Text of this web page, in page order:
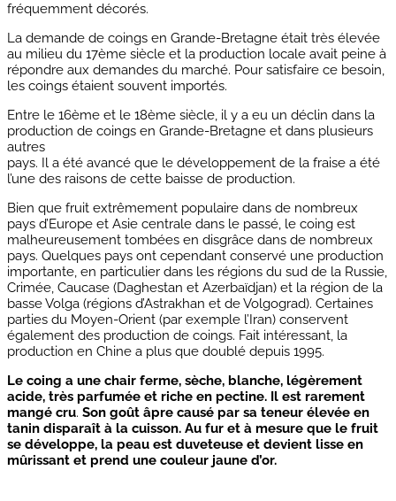
fréquemment décorés.
La demande de coings en Grande-Bretagne était très élevée
au milieu du 17ème siècle et la production locale avait peine à
répondre aux demandes du marché. Pour satisfaire ce besoin,
les coings étaient souvent importés.
Entre le 16ème et le 18ème siècle, il y a eu un déclin dans la
production de coings en Grande-Bretagne et dans plusieurs
autres
pays. Il a été avancé que le développement de la fraise a été
l’une des raisons de cette baisse de production.
Bien que fruit extrêmement populaire dans de nombreux
pays d’Europe et Asie centrale dans le passé, le coing est
malheureusement tombées en disgrâce dans de nombreux
pays. Quelques pays ont cependant conservé une production
importante, en particulier dans les régions du sud de la Russie,
Crimée, Caucase (Daghestan et Azerbaïdjan) et la région de la
basse Volga (régions d’Astrakhan et de Volgograd). Certaines
parties du Moyen-Orient (par exemple l’Iran) conservent
également des production de coings. Fait intéressant, la
production en Chine a plus que doublé depuis 1995.
Le coing a une chair ferme, sèche, blanche, légèrement
acide, très parfumée et riche en pectine. Il est rarement
mangé cru. Son goût âpre causé par sa teneur élevée en
tanin disparaît à la cuisson. Au fur et à mesure que le fruit
se développe, la peau est duveteuse et devient lisse en
mûrissant et prend une couleur jaune d’or.